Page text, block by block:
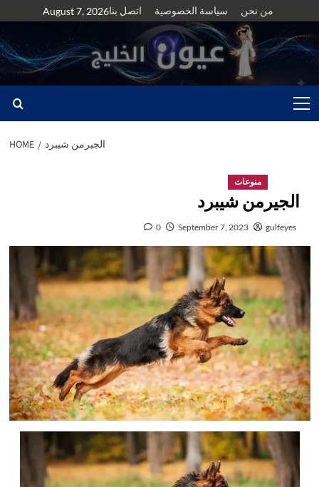
to
content
August 7, 2026اتصل بنا سياسة الخصوصية من نحن
Menu
HOME الجيرمن شيبرد
منوعات
الجيرمن شيبرد
gulfeyes
September 7, 2023
0